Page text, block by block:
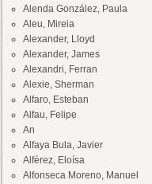
Alenda González, Paula
Aleu, Mireia
Alexander, Lloyd
Alexander, James
Alexandri, Ferran
Alexie, Sherman
Alfaro, Esteban
Alfau, Felipe
An
Alfaya Bula, Javier
Alférez, Eloísa
Alfonseca Moreno, Manuel